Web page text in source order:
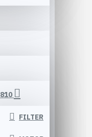
810
FILTER